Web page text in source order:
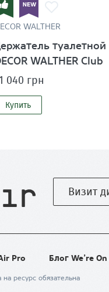
WALTHER
туалетной
WALTHER Club
040 грн
Купить
Визит
Pro Блог We’re
ресурс обязательна